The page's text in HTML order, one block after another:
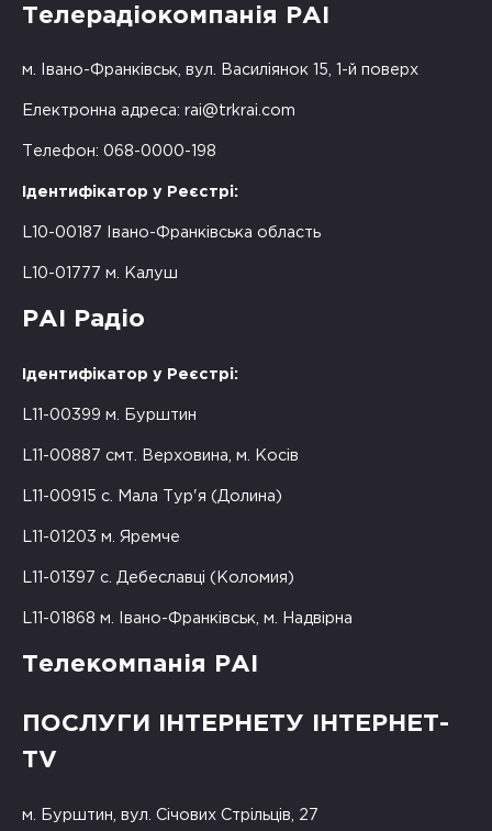
Телерадіокомпанія РАІ
м. Івано-Франківськ, вул. Василіянок 15, 1-й поверх
Електронна адреса: rai@trkrai.com
Телефон: 068-0000-198
Ідентифікатор у Реєстрі:
L10-00187 Івано-Франківська область
L10-01777 м. Калуш
РАІ Радіо
Ідентифікатор у Реєстрі:
L11-00399 м. Бурштин
L11-00887 смт. Верховина, м. Косів
L11-00915 с. Мала Тур'я (Долина)
L11-01203 м. Яремче
L11-01397 с. Дебеславці (Коломия)
L11-01868 м. Івано-Франківськ, м. Надвірна
Телекомпанія РАІ
ПОСЛУГИ ІНТЕРНЕТУ ІНТЕРНЕТ-
TV
м. Бурштин, вул. Січових Стрільців, 27